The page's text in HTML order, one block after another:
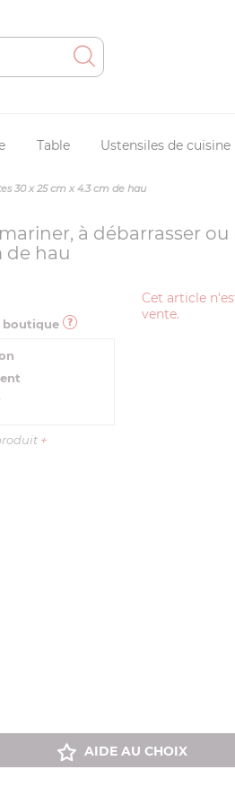
Table Ustensiles de cuisine
30 x 25 cm x 4.3 cm de hau
à débarrasser ou
de hau
Cet article
vente.
boutique
+
AIDE AU CHOIX